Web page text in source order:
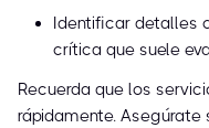
Identificar detalles
crítica que suele
Recuerda que los
rápidamente.